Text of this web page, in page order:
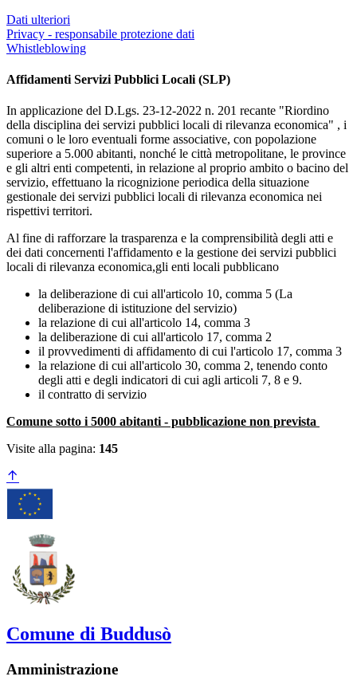
Dati ulteriori
Privacy - responsabile protezione dati
Whistleblowing
Affidamenti Servizi Pubblici Locali (SLP)
In applicazione del D.Lgs. 23-12-2022 n. 201 recante "Riordino
della disciplina dei servizi pubblici locali di rilevanza economica" , i
comuni o le loro eventuali forme associative, con popolazione
superiore a 5.000 abitanti, nonché le città metropolitane, le province
e gli altri enti competenti, in relazione al proprio ambito o bacino del
servizio, effettuano la ricognizione periodica della situazione
gestionale dei servizi pubblici locali di rilevanza economica nei
rispettivi territori.
Al fine di rafforzare la trasparenza e la comprensibilità degli atti e
dei dati concernenti l'affidamento e la gestione dei servizi pubblici
locali di rilevanza economica,gli enti locali pubblicano
la deliberazione di cui all'articolo 10, comma 5 (La
deliberazione di istituzione del servizio)
la relazione di cui all'articolo 14, comma 3
la deliberazione di cui all'articolo 17, comma 2
il provvedimenti di affidamento di cui l'articolo 17, comma 3
la relazione di cui all'articolo 30, comma 2, tenendo conto
degli atti e degli indicatori di cui agli articoli 7, 8 e 9.
il contratto di servizio
Comune sotto i 5000 abitanti - pubblicazione non prevista
Visite alla pagina: 145
Comune di Buddusò
Amministrazione